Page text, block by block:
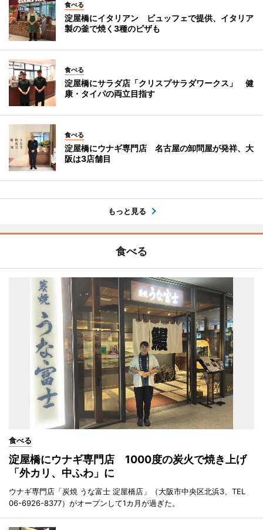
食べる
淀屋橋にイタリアン ビュッフェで提供、イタリア
製の釜で焼く3種のピザも
食べる
淀屋橋にサラダ店「クリスプサラダワークス」 健
康・タイパの両立目指す
食べる
淀屋橋にウナギ専門店 名古屋の卸問屋が発祥、大
阪は3店舗目
もっと見る
食べる
食べる
淀屋橋にウナギ専門店 1000度の炭火で焼き上げ
「外カリ、中ふわ」に
ウナギ専門店「炭焼 うな富士 淀屋橋店」（大阪市中央区北浜3、TEL
06-6926-8377）がオープンして1カ月が過ぎた。